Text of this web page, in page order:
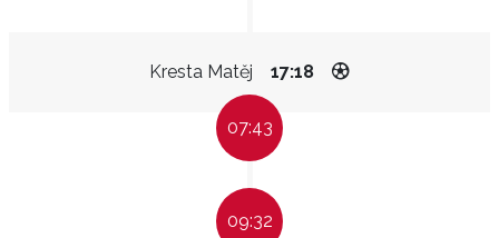
Kresta Matěj 17:18
07:43
09:32